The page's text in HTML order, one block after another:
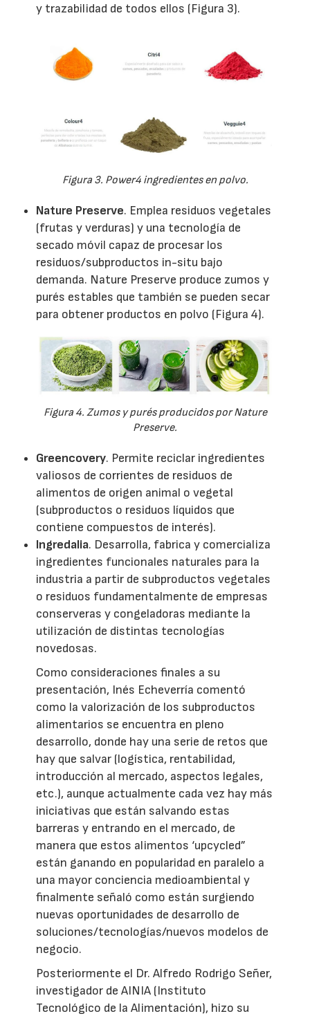
y trazabilidad de todos ellos (Figura 3).
Figura 3. Power4 ingredientes en polvo.
Nature Preserve. Emplea residuos vegetales
(frutas y verduras) y una tecnología de
secado móvil capaz de procesar los
residuos/subproductos in-situ bajo
demanda. Nature Preserve produce zumos y
purés estables que también se pueden secar
para obtener productos en polvo (Figura 4).
Figura 4. Zumos y purés producidos por Nature
Preserve.
Greencovery. Permite reciclar ingredientes
valiosos de corrientes de residuos de
alimentos de origen animal o vegetal
(subproductos o residuos líquidos que
contiene compuestos de interés).
Ingredalia. Desarrolla, fabrica y comercializa
ingredientes funcionales naturales para la
industria a partir de subproductos vegetales
o residuos fundamentalmente de empresas
conserveras y congeladoras mediante la
utilización de distintas tecnologías
novedosas.
Como consideraciones finales a su
presentación, Inés Echeverría comentó
como la valorización de los subproductos
alimentarios se encuentra en pleno
desarrollo, donde hay una serie de retos que
hay que salvar (logística, rentabilidad,
introducción al mercado, aspectos legales,
etc.), aunque actualmente cada vez hay más
iniciativas que están salvando estas
barreras y entrando en el mercado, de
manera que estos alimentos ‘upcycled”
están ganando en popularidad en paralelo a
una mayor conciencia medioambiental y
finalmente señaló como están surgiendo
nuevas oportunidades de desarrollo de
soluciones/tecnologías/nuevos modelos de
negocio.
Posteriormente el Dr. Alfredo Rodrigo Señer,
investigador de AINIA (Instituto
Tecnológico de la Alimentación), hizo su